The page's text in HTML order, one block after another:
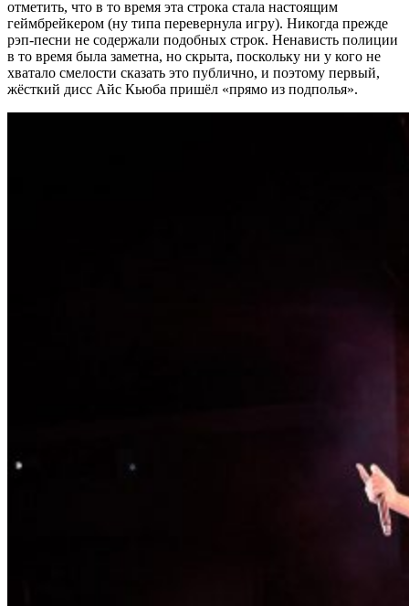
отметить, что в то время эта строка стала настоящим
геймбрейкером (ну типа перевернула игру). Никогда прежде
рэп-песни не содержали подобных строк. Ненависть полиции
в то время была заметна, но скрыта, поскольку ни у кого не
хватало смелости сказать это публично, и поэтому первый,
жёсткий дисс Айс Кьюба пришёл «прямо из подполья».